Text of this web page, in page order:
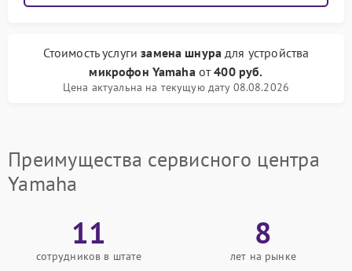
Стоимость услугизамена шнура для устройства
микрофон Yamahaот400 руб.
Цена актуальна на текущую дату 08.08.2026
Преимущества сервисного центра
Yamaha
11
сотрудников в штате
8
лет на рынке